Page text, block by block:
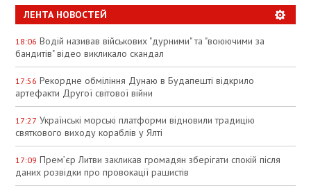
ЛЕНТА НОВОСТЕЙ
18:06 Водій називав військових "дурними" та "воюючими за
бандитів" відео викликало скандал
17:56 Рекордне обміління Дунаю в Будапешті відкрило
артефакти Другої світової війни
17:27 Українські морські платформи відновили традицію
святкового виходу кораблів у Ялті
17:09 Прем’єр Литви закликав громадян зберігати спокій після
даних розвідки про провокації рашистів